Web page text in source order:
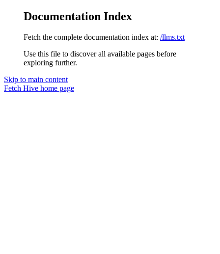
Documentation Index
Fetch the complete documentation index at: /llms.txt
Use this file to discover all available pages before
exploring further.
Skip to main content
Fetch Hive home page